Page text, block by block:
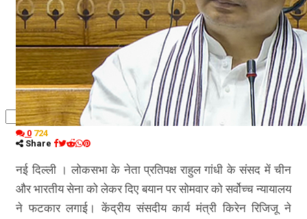
कृषि
धर्म
विज्ञान तकनीकी
0 724
Share
नई दिल्ली । लोकसभा के नेता प्रतिपक्ष राहुल गांधी के संसद में चीन
और भारतीय सेना को लेकर दिए बयान पर सोमवार को सर्वोच्च न्यायालय
ने फटकार लगाई। केंद्रीय संसदीय कार्य मंत्री किरेन रिजिजू ने